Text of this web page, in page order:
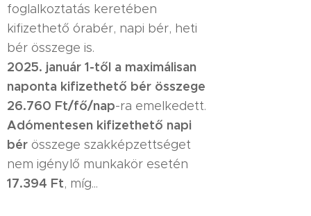
foglalkoztatás keretében
kifizethető órabér, napi bér, heti
bér összege is.
2025. január 1-től a maximálisan
naponta kifizethető bér összege
26.760 Ft/fő/nap-ra emelkedett.
Adómentesen kifizethető napi
bér összege szakképzettséget
nem igénylő munkakör esetén
17.394 Ft, míg...